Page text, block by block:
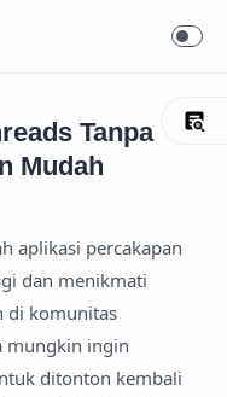
Tanpa
Mudah
aplikasi percakapan
dan menikmati
di komunitas
mungkin ingin
ditonton kembali